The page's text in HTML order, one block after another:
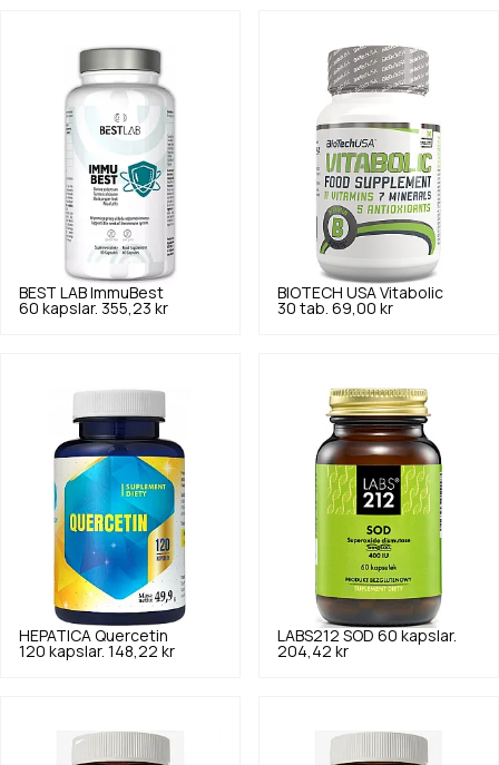
BEST LAB ImmuBest
60 kapslar. 355,23 kr
BIOTECH USA Vitabolic
30 tab. 69,00 kr
HEPATICA Quercetin
120 kapslar. 148,22 kr
LABS212 SOD 60 kapslar.
204,42 kr